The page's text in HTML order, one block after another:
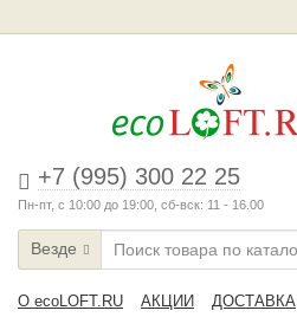
+7 (995) 300 22 25
Пн-пт, с 10:00 до 19:00, сб-вск: 11 - 16.00
Везде
О ecoLOFT.RU АКЦИИ ДОСТАВКА